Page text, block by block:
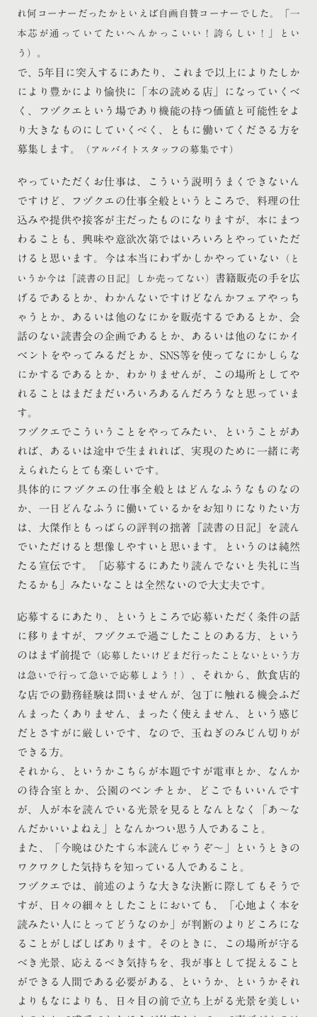
れ何コーナーだったかといえば自画自賛コーナーでした。「一
本芯が通っていてたいへんかっこいい！誇らしい！」とい
う） 。
で、5年目に突入するにあたり、これまで以上によりたしか
により豊かにより愉快に「本の読める店」になっていくべ
く、フヅクエという場であり機能の持つ価値と可能性をよ
り大きなものにしていくべく、ともに働いてくださる方を
募集します。
（アルバイトスタッフの募集です）
やっていただくお仕事は、こういう説明うまくできないん
ですけど、フヅクエの仕事全般というところで、料理の仕
込みや提供や接客が主だったものになりますが、本にまつ
わることも、興味や意欲次第ではいろいろとやっていただ
けると思います。今は本当にわずかしかやっていない
（と
いうか今は『読書の日記』しか売ってない） 書籍販売の手を広
げるであるとか、わかんないですけどなんかフェアやっち
ゃうとか、あるいは他のなにかを販売するであるとか、会
話のない読書会の企画であるとか、あるいは他のなにかイ
ベントをやってみるだとか、SNS等を使ってなにかしらな
にかするであるとか、わかりませんが、この場所としてや
れることはまだまだいろいろあるんだろうなと思っていま
す。
フヅクエでこういうことをやってみたい、ということがあ
れば、あるいは途中で生まれれば、実現のために一緒に考
えられたらとても楽しいです。
具体的にフヅクエの仕事全般とはどんなふうなものなの
か、一日どんなふうに働いているかをお知りになりたい方
は、大傑作ともっぱらの評判の拙著『読書の日記』を読ん
でいただけると想像しやすいと思います。というのは純然
たる宣伝です。「応募するにあたり読んでないと失礼に当
たるかも」みたいなことは全然ないので大丈夫です。
応募するにあたり、というところで応募いただく条件の話
に移りますが、フヅクエで過ごしたことのある方、という
のはまず前提で （応募したいけどまだ行ったことないという方
は急いで行って急いで応募しよう！）
、それから、飲食店的
な店での勤務経験は問いませんが、包丁に触れる機会ふだ
んまったくありません、まったく使えません、という感じ
だとさすがに厳しいです、なので、玉ねぎのみじん切りが
できる方。
それから、というかこちらが本題ですが電車とか、なんか
の待合室とか、公園のベンチとか、どこでもいいんです
が、人が本を読んでいる光景を見るとなんとなく「あ〜な
んだかいいよねえ」となんかつい思う人であること。
また、「今晩はひたすら本読んじゃうぞ〜」というときの
ワクワクした気持ちを知っている人であること。
フヅクエでは、前述のような大きな決断に際してもそうで
すが、日々の細々としたことにおいても、「心地よく本を
読みたい人にとってどうなのか」が判断のよりどころにな
ることがしばしばあります。そのときに、この場所が守る
べき光景、応えるべき気持ちを、我が事として捉えること
ができる人間である必要がある、というか、というかそれ
よりもなによりも、日々目の前で立ち上がる光景を美しい